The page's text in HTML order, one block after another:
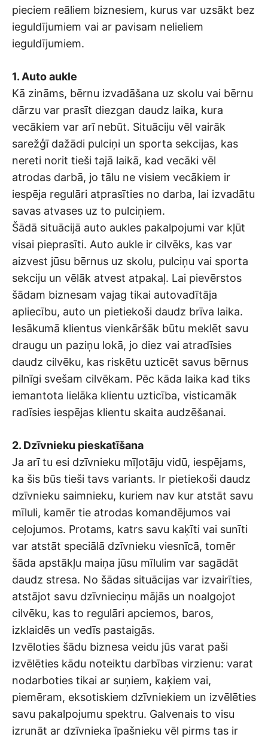
pieciem reāliem biznesiem, kurus var uzsākt bez
ieguldījumiem vai ar pavisam nelieliem
ieguldījumiem.
1. Auto aukle
Kā zināms, bērnu izvadāšana uz skolu vai bērnu
dārzu var prasīt diezgan daudz laika, kura
vecākiem var arī nebūt. Situāciju vēl vairāk
sarežģī dažādi pulciņi un sporta sekcijas, kas
nereti norit tieši tajā laikā, kad vecāki vēl
atrodas darbā, jo tālu ne visiem vecākiem ir
iespēja regulāri atprasīties no darba, lai izvadātu
savas atvases uz to pulciņiem.
Šādā situācijā auto aukles pakalpojumi var kļūt
visai pieprasīti. Auto aukle ir cilvēks, kas var
aizvest jūsu bērnus uz skolu, pulciņu vai sporta
sekciju un vēlāk atvest atpakaļ. Lai pievērstos
šādam biznesam vajag tikai autovadītāja
apliecību, auto un pietiekoši daudz brīva laika.
Iesākumā klientus vienkāršāk būtu meklēt savu
draugu un paziņu lokā, jo diez vai atradīsies
daudz cilvēku, kas riskētu uzticēt savus bērnus
pilnīgi svešam cilvēkam. Pēc kāda laika kad tiks
iemantota lielāka klientu uzticība, visticamāk
radīsies iespējas klientu skaita audzēšanai.
2. Dzīvnieku pieskatīšana
Ja arī tu esi dzīvnieku mīļotāju vidū, iespējams,
ka šis būs tieši tavs variants. Ir pietiekoši daudz
dzīvnieku saimnieku, kuriem nav kur atstāt savu
mīluli, kamēr tie atrodas komandējumos vai
ceļojumos. Protams, katrs savu kaķīti vai sunīti
var atstāt speciālā dzīvnieku viesnīcā, tomēr
šāda apstākļu maiņa jūsu mīlulim var sagādāt
daudz stresa. No šādas situācijas var izvairīties,
atstājot savu dzīvnieciņu mājās un noalgojot
cilvēku, kas to regulāri apciemos, baros,
izklaidēs un vedīs pastaigās.
Izvēloties šādu biznesa veidu jūs varat paši
izvēlēties kādu noteiktu darbības virzienu: varat
nodarboties tikai ar suņiem, kaķiem vai,
piemēram, eksotiskiem dzīvniekiem un izvēlēties
savu pakalpojumu spektru. Galvenais to visu
izrunāt ar dzīvnieka īpašnieku vēl pirms tas ir